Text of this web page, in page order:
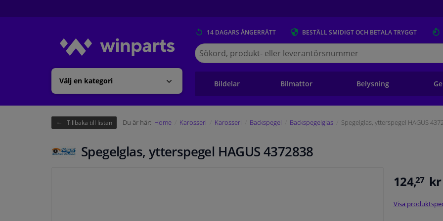
Välj en kategori
14 DAGARS ÅNGERRÄTT BESTÄLL SMIDIGT OCH BETALA TRYGGT
Sök
på
Winparts.se
Bildelar Bilmattor Belysning
Tillbaka till listan Du är här: Home Karosseri Karosseri Backspegel Backspegelglas Spegelglas, ytterspegel HAGUS
Spegelglas, ytterspegel HAGUS 4372838
124,27 kr
Visa